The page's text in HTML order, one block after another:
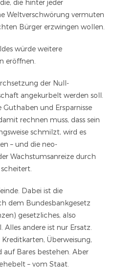
die hinter jeder
Weltverschwörung vermuten
Bürger erzwingen wollen.
würde weitere
eröffnen.
der Null-
angekurbelt werden soll.
und Ersparnisse
rechnen muss, dass sein
schmilzt, wird es
– und die neo-
Wachstumsanreize durch
Dabei ist die
dem Bundesbankgesetz
gesetzliches, also
andere ist nur Ersatz.
Überweisung,
Bares bestehen. Aber
– vom Staat.